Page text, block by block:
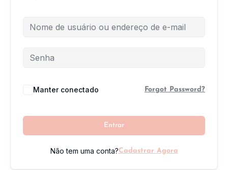
Manter conectado Forgot Password?
Entrar
Não tem uma conta?Cadastrar Agora